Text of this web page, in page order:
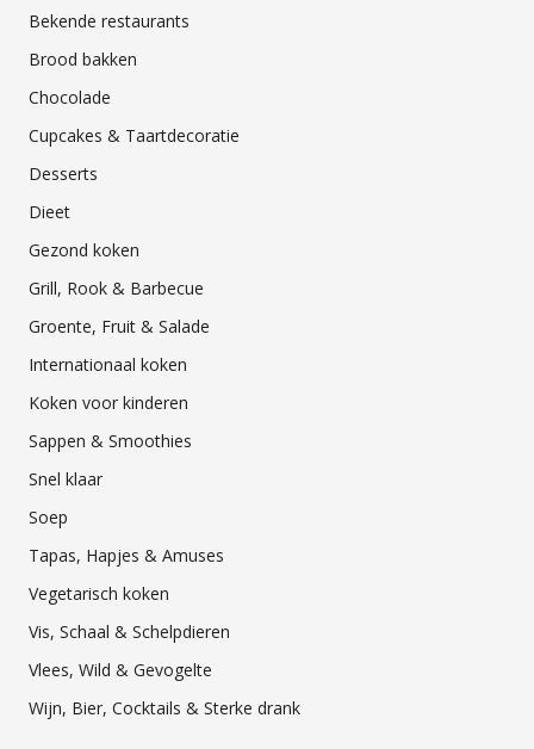
Bekende restaurants
Brood bakken
Chocolade
Cupcakes & Taartdecoratie
Desserts
Dieet
Gezond koken
Grill, Rook & Barbecue
Groente, Fruit & Salade
Internationaal koken
Koken voor kinderen
Sappen & Smoothies
Snel klaar
Soep
Tapas, Hapjes & Amuses
Vegetarisch koken
Vis, Schaal & Schelpdieren
Vlees, Wild & Gevogelte
Wijn, Bier, Cocktails & Sterke drank